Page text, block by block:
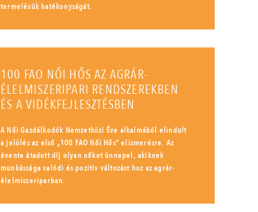
termelésük hatékonyságát.
100 FAO NŐI HŐS AZ AGRÁR-
ÉLELMISZERIPARI RENDSZEREKBEN
ÉS A VIDÉKFEJLESZTÉSBEN
A Női Gazdálkodók Nemzetközi Éve alkalmából elindult
a jelölés az első „100 FAO Női Hős” elismerésre. Az
évente átadott díj olyan nőket ünnepel, akiknek
munkássága valódi és pozitív változást hoz az agrár-
élelmiszeriparban.